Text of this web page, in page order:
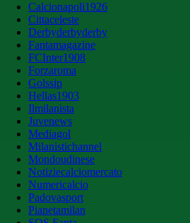
Calcionapoli1926
Cittaceleste
Derbyderbyderby
Fantamagazine
FCInter1908
Forzaroma
Golssip
Hellas1903
Ilmilanista
Juvenews
Mediagol
Milanistichannel
Mondoudinese
Notiziecalciomercato
Numericalcio
Padovasport
Pianetamilan